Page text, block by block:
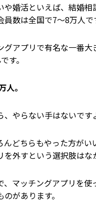
や婚活といえば、結婚
数は全国で7〜8万人で
グアプリで有名な一番
す。
人。
、やらない手はないです
んどちらもやった方が
を外すという選択肢はな
、マッチングアプリを
のがあります。